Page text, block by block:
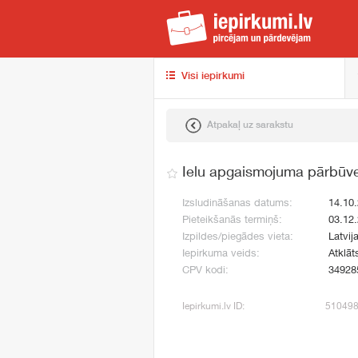
Visi iepirkumi
Atpakaļ uz sarakstu
Ielu apgaismojuma
Izsludināšanas datums:
Pieteikšanās termiņš:
Izpildes/piegādes vieta:
Iepirkuma veids:
CPV kodi:
Iepirkumi.lv ID: